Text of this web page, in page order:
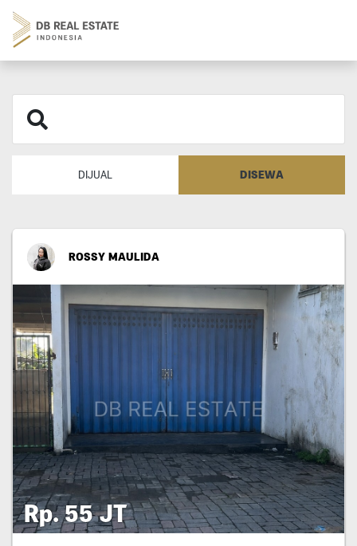
DIJUAL DISEWA
ROSSY MAULIDA
Rp. 55 JT